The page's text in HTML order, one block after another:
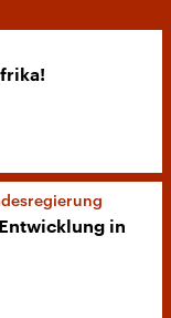
in